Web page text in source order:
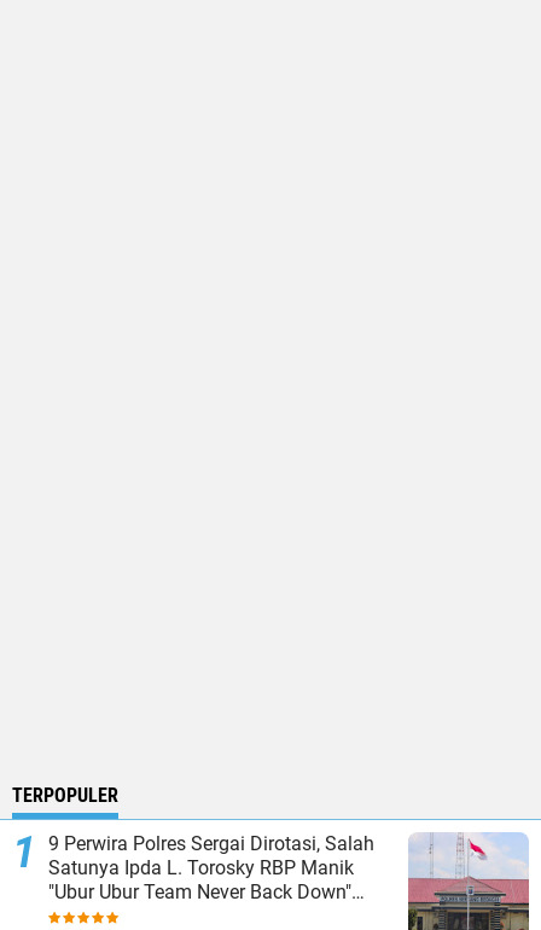
TERPOPULER
9 Perwira Polres Sergai Dirotasi, Salah
Satunya Ipda L. Torosky RBP Manik
"Ubur Ubur Team Never Back Down"
Menempati Polsek Dolok Masihul